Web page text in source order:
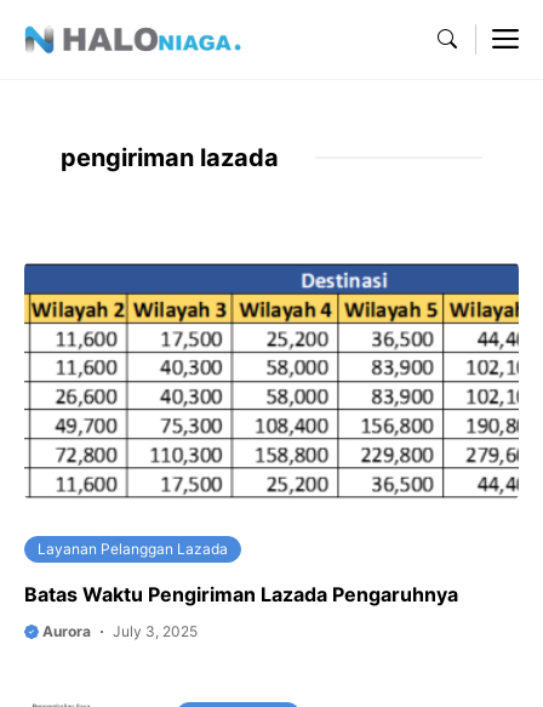
pengiriman lazada
Layanan Pelanggan Lazada
Batas Waktu Pengiriman Lazada Pengaruhnya
Aurora July 3, 2025